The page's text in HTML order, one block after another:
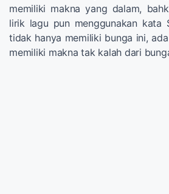
memiliki makna yang dalam,
lirik lagu pun menggunakan kata
tidak hanya memiliki bunga ini,
memiliki makna tak kalah dari